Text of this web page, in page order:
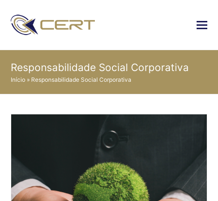
Responsabilidade Social Corporativa
Início » Responsabilidade Social Corporativa